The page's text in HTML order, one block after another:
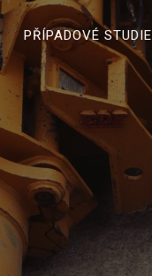
PŘÍPADOVÉ STUDIE